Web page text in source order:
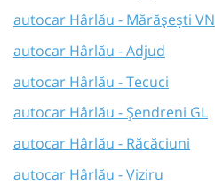
autocar Hârlău - Mărășești VN
autocar Hârlău - Adjud
autocar Hârlău - Tecuci
autocar Hârlău - Șendreni GL
autocar Hârlău - Răcăciuni
autocar Hârlău - Viziru